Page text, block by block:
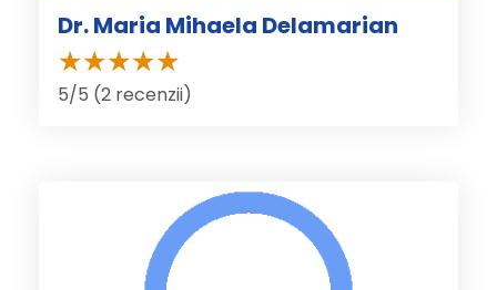
Dr. Maria Mihaela Delamarian
5/5 (2 recenzii)